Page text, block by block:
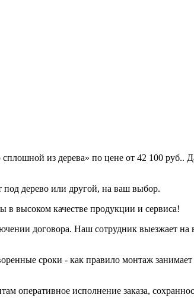
из дерева» по цене от 42 100 руб..
под дерево или другой, на ваш выбор.
высоком качестве продукции и сервиса!
договора. Наш сотрудник выезжает
сроки - как правило монтаж
оперативное исполнение заказа,